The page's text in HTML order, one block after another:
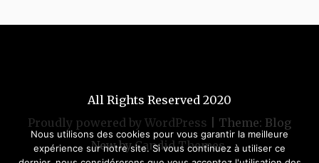
All Rights Reserved 2020
Proudly powered by WordPress
Theme: Blog
New byCandid Themes.
Nous utilisons des cookies pour vous garantir la meilleure
expérience sur notre site. Si vous continuez à utiliser ce